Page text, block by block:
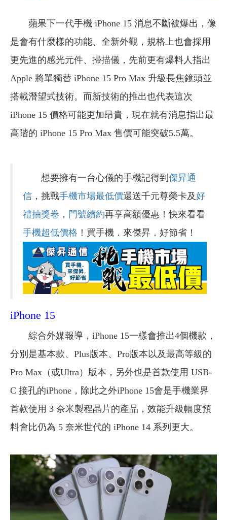
蘋果下一代手機 iPhone 15 消息不斷被爆出，像
是會有什麼樣的功能、全新外觀，規格上也會採用
更先進的感光元件、掃描儀，先前更有爆料人指出
Apple 將單獨替 iPhone 15 Pro Max 升級長焦鏡頭並
搭載潛望式技術。而新技術的推出也代表這次
iPhone 15 價格可能更加昂貴，現在就有消息指出最
高階的 iPhone 15 Pro Max 售價可能突破5.5萬。
想要擁有一台心儀的手機記得到 傑昇通
信 ，挑戰手機市場最低價還送千元尊榮卡及好
禮抽獎卷 ， 門號續約再享高額優惠！快來看看
手機超低價格 ！買手機．來傑昇．好節省！
iPhone 15
綜合外媒報導，iPhone 15一樣會推出4個機款，
分別是基本款、Plus版本、Pro版本以及最高等級的
Pro Max（或Ultra）版本，另外也是首款使用 USB-
C 接孔的iPhone，除此之外iPhone 15會是手機業界
首款使用 3 奈米製程晶片的產品，效能升級幅度預
料會比仍為 5 奈米世代的 iPhone 14 系列更大。